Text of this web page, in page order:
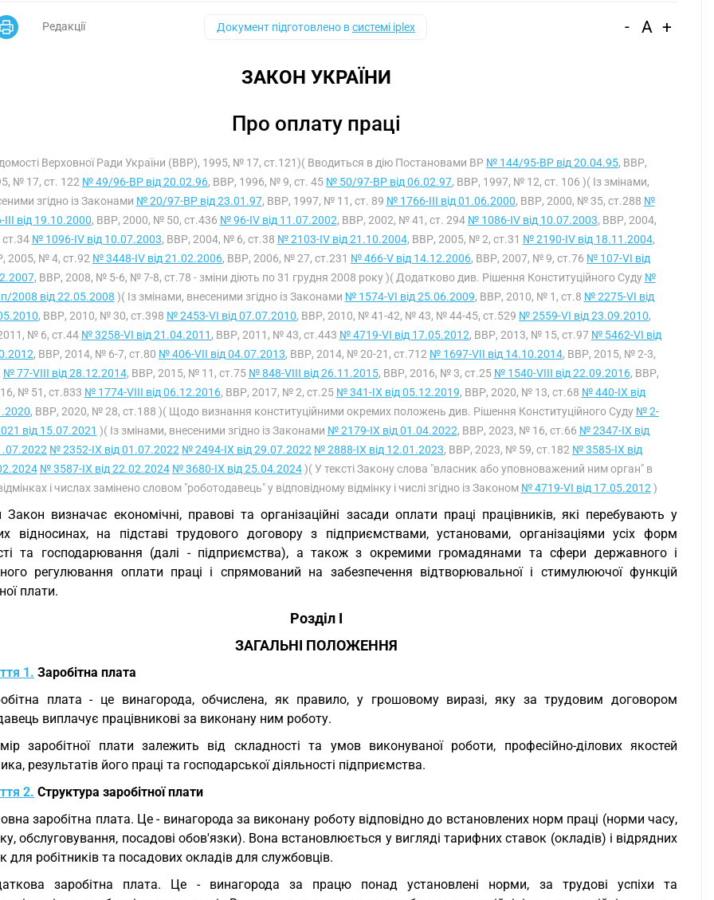
Редакції Документ підготовлено всистемі iplex - A +
ЗАКОН УКРАЇНИ
Про оплату праці
Верховної Ради України (ВВР), 1995, № 17, ст.121)( Вводиться в дію Постановами ВР № 144/95-ВР від 20.04.95, ВВР,
№ 17, ст. 122 № 49/96-ВР від 20.02.96, ВВР, 1996, № 9, ст. 45 № 50/97-ВР від 06.02.97, ВВР, 1997, № 12, ст. 106 )( Із змінами,
згідно із Законами № 20/97-ВР від 23.01.97, ВВР, 1997, № 11, ст. 89 № 1766-III від 01.06.2000, ВВР, 2000, № 35, ст.288 №
III від 19.10.2000, ВВР, 2000, № 50, ст.436 № 96-IV від 11.07.2002, ВВР, 2002, № 41, ст. 294 № 1086-IV від 10.07.2003, ВВР, 2004,
№ 1096-IV від 10.07.2003, ВВР, 2004, № 6, ст.38 № 2103-IV від 21.10.2004, ВВР, 2005, № 2, ст.31 № 2190-IV від 18.11.2004,
2005, № 4, ст.92 № 3448-IV від 21.02.2006, ВВР, 2006, № 27, ст.231 № 466-V від 14.12.2006, ВВР, 2007, № 9, ст.76 № 107-VI від
, ВВР, 2008, № 5-6, № 7-8, ст.78 - зміни діють по 31 грудня 2008 року )( Додатково див. Рішення Конституційного Суду №
2008 від 22.05.2008 )( Із змінами, внесеними згідно із Законами № 1574-VI від 25.06.2009, ВВР, 2010, № 1, ст.8 № 2275-VI від
, ВВР, 2010, № 30, ст.398 № 2453-VI від 07.07.2010, ВВР, 2010, № 41-42, № 43, № 44-45, ст.529 № 2559-VI від 23.09.2010,
№ 6, ст.44 № 3258-VI від 21.04.2011 , ВВР, 2011, № 43, ст.443 № 4719-VI від 17.05.2012, ВВР, 2013, № 15, ст.97 № 5462-VI від
, ВВР, 2014, № 6-7, ст.80 № 406-VII від 04.07.2013, ВВР, 2014, № 20-21, ст.712 № 1697-VII від 14.10.2014, ВВР, 2015, № 2-3,
№ 77-VIII від 28.12.2014, ВВР, 2015, № 11, ст.75 № 848-VIII від 26.11.2015, ВВР, 2016, № 3, ст.25 № 1540-VIII від 22.09.2016, ВВР,
№ 51, ст.833 № 1774-VIII від 06.12.2016, ВВР, 2017, № 2, ст.25 № 341-IX від 05.12.2019, ВВР, 2020, № 13, ст.68 № 440-IX від
, ВВР, 2020, № 28, ст.188 )( Щодо визнання конституційними окремих положень див. Рішення Конституційного Суду № 2-
від 15.07.2021 )( Із змінами, внесеними згідно із Законами № 2179-IX від 01.04.2022, ВВР, 2023, № 16, ст.66 № 2347-IX від
№ 2352-IX від 01.07.2022 № 2494-IX від 29.07.2022 № 2888-IX від 12.01.2023, ВВР, 2023, № 59, ст.182 № 3585-IX від
№ 3587-IX від 22.02.2024 № 3680-IX від 25.04.2024)( У тексті Закону слова "власник або уповноважений ним орган" в
і числах замінено словом "роботодавець" у відповідному відмінку і числі згідно із Законом № 4719-VI від 17.05.2012 )
Закон визначає економічні, правові та організаційні засади оплати праці працівників, які перебувають у
відносинах, на підставі трудового договору з підприємствами, установами, організаціями усіх форм
та господарювання (далі - підприємства), а також з окремими громадянами та сфери державного і
регулювання оплати праці і спрямований на забезпечення відтворювальної і стимулюючої функцій
плати.
Розділ I
ЗАГАЛЬНІ ПОЛОЖЕННЯ
1. Заробітна плата
плата - це винагорода, обчислена, як правило, у грошовому виразі, яку за трудовим договором
виплачує працівникові за виконану ним роботу.
заробітної плати залежить від складності та умов виконуваної роботи, професійно-ділових якостей
результатів його праці та господарської діяльності підприємства.
2. Структура заробітної плати
заробітна плата. Це - винагорода за виконану роботу відповідно до встановлених норм праці (норми часу,
обслуговування, посадові обов'язки). Вона встановлюється у вигляді тарифних ставок (окладів) і відрядних
для робітників та посадових окладів для службовців.
заробітна плата. Це - винагорода за працю понад установлені норми, за трудові успіхи та